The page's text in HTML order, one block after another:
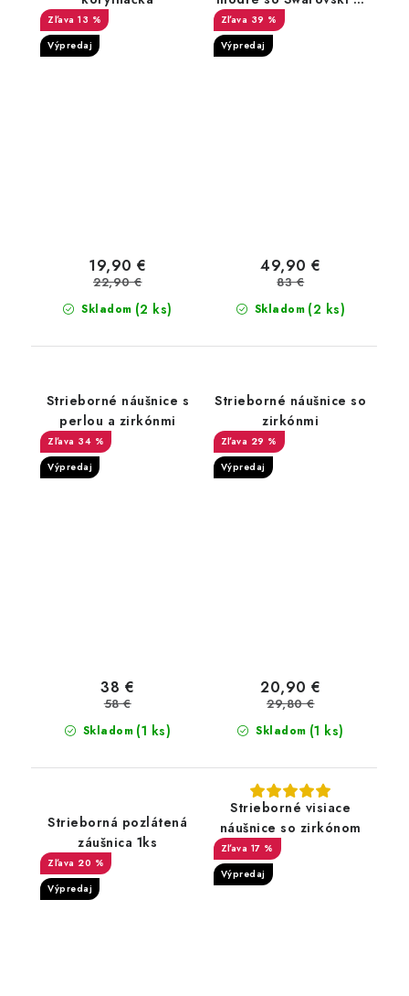
13 %
Výpredaj
Skladom (2 ks)
19,90 €
22,90 €
Zirconia
39 %
Výpredaj
Skladom (2 ks)
49,90 €
83 €
Strieborné náušnice s
perlou a zirkónmi
34 %
Výpredaj
Skladom (1 ks)
38 €
58 €
Strieborné náušnice so
zirkónmi
29 %
Výpredaj
Skladom (1 ks)
20,90 €
29,80 €
Strieborná pozlátená
záušnica 1ks
20 %
Výpredaj
Strieborné visiace
náušnice so zirkónom
17 %
Výpredaj